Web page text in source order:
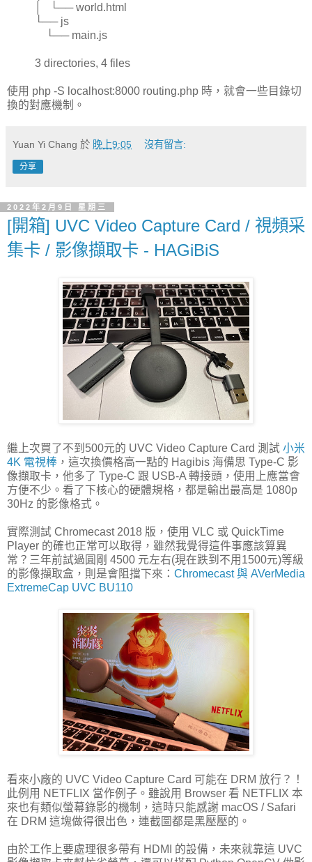
│ └── world.html
└── js
└── main.js
3 directories, 4 files
使用 php -S localhost:8000 routing.php 時，就會一些目錄切
換的對應機制。
Yuan Yi Chang 於 晚上9:05 沒有留言:
分享
2022年2月9日 星期三
[開箱] UVC Video Capture Card / 視頻采
集卡 / 影像擷取卡 - HAGiBiS
繼上次買了不到500元的 UVC Video Capture Card 測試 小米
4K 電視棒 ，這次換價格高一點的 Hagibis 海備思 Type-C 影
像擷取卡，他多了 Type-C 跟 USB-A 轉接頭，使用上應當會
方便不少。看了下核心的硬體規格，都是輸出最高是 1080p
30Hz 的影像格式。
實際測試 Chromecast 2018 版，使用 VLC 或 QuickTime
Player 的確也正常可以取得，雖然我覺得這件事應該算異
常？三年前試過圓剛 4500 元左右(現在跌到不用1500元)等級
的影像擷取盒，則是會阻擋下來： Chromecast 與 AVerMedia
ExtremeCap UVC BU110
看來小廠的 UVC Video Capture Card 可能在 DRM 放行？！
此例用 NETFLIX 當作例子。雖說用 Browser 看 NETFLIX 本
來也有類似螢幕錄影的機制，這時只能感謝 macOS / Safari
在 DRM 這塊做得很出色，連截圖都是黑壓壓的。
由於工作上要處理很多帶有 HDMI 的設備，未來就靠這 UVC